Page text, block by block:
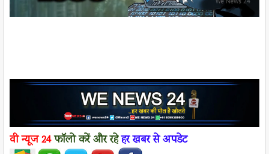
वी न्यूज24फॉलो करेंऔर रहेहर खबर से अपडेट